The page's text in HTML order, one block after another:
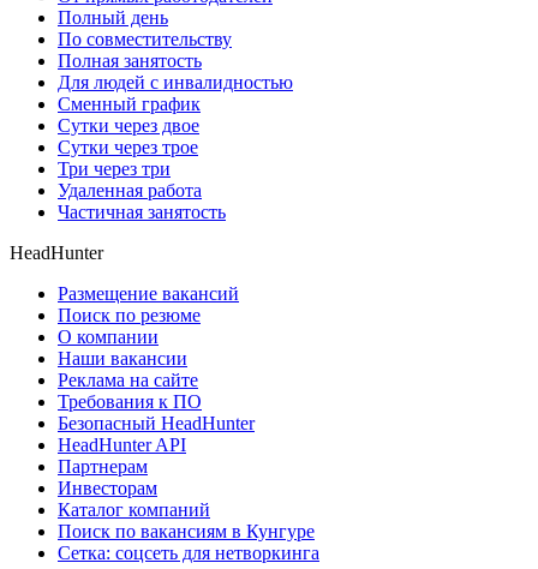
Полный день
По совместительству
Полная занятость
Для людей с инвалидностью
Сменный график
Сутки через двое
Сутки через трое
Три через три
Удаленная работа
Частичная занятость
HeadHunter
Размещение вакансий
Поиск по резюме
О компании
Наши вакансии
Реклама на сайте
Требования к ПО
Безопасный HeadHunter
HeadHunter API
Партнерам
Инвесторам
Каталог компаний
Поиск по вакансиям в Кунгуре
Сетка: соцсеть для нетворкинга